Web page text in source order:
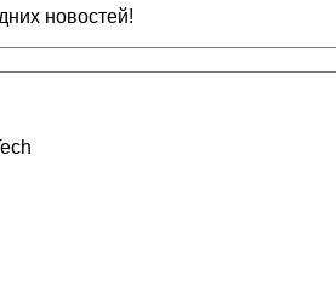
новостей!